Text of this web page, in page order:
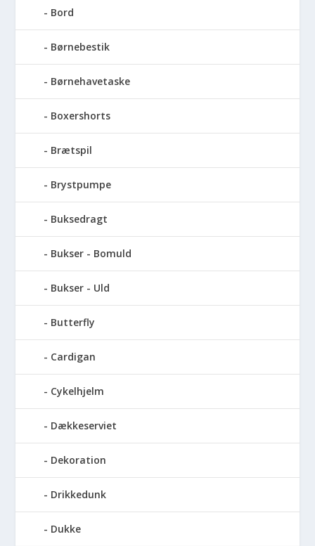
Bord
Børnebestik
Børnehavetaske
Boxershorts
Brætspil
Brystpumpe
Buksedragt
Bukser - Bomuld
Bukser - Uld
Butterfly
Cardigan
Cykelhjelm
Dækkeserviet
Dekoration
Drikkedunk
Dukke